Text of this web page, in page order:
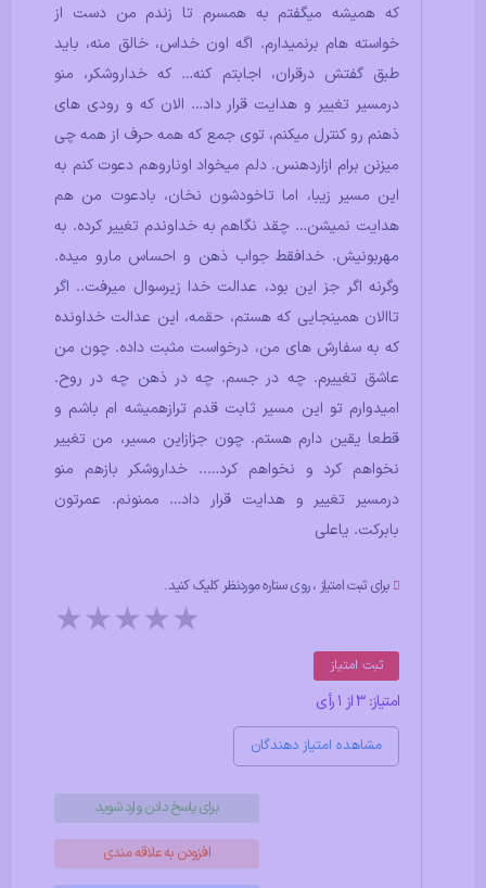
که همیشه میگفتم به همسرم تا زندم من دست از
خواسته هام برنمیدارم. اگه اون خداس، خالق منه، باید
طبق گفتش درقران، اجابتم کنه… که خداروشکر، منو
درمسیر تغییر و هدایت قرار داد… الان که و رودی های
ذهنم رو کنترل میکنم، توی جمع که همه حرف از همه چی
میزنن برام ازاردهنس. دلم میخواد اوناروهم دعوت کنم به
این مسیر زیبا، اما تاخودشون نخان، بادعوت من هم
هدایت نمیشن… چقد نگاهم به خداوندم تغییر کرده. به
مهربونیش. خدافقط جواب ذهن و احساس مارو میده.
وگرنه اگر جز این بود، عدالت خدا زیرسوال میرفت.. اگر
تاالان همینجایی که هستم، حقمه، این عدالت خداونده
که به سفارش های من، درخواست مثبت داده. چون من
عاشق تغییرم. چه در جسم. چه در ذهن چه در روح.
امیدوارم تو این مسیر ثابت قدم ترازهمیشه ام باشم و
قطعا یقین دارم هستم. چون جزازاین مسیر، من تغییر
نخواهم کرد و نخواهم کرد….. خداروشکر بازهم منو
درمسیر تغییر و هدایت قرار داد… ممنونم. عمرتون
بابرکت. یاعلی
برای ثبت امتیاز ، روی ستاره موردنظر کلیک کنید.
★★★★★
ثبت امتیاز
امتیاز: 3 از 1 رأی
مشاهده امتیاز دهندگان
برای پاسخ دادن وارد شوید
افزودن به علاقه مندی